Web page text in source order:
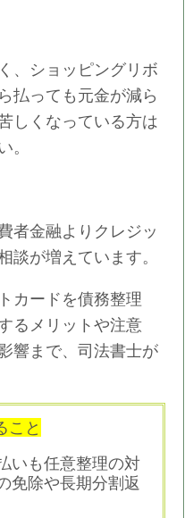
、ショッピングリボ
払っても元金が減ら
しくなっている方は
。
者金融よりクレジッ
談が増えています。
カードを債務整理
るメリットや注意
響まで、司法書士が
こと
いも任意整理の対
免除や長期分割返